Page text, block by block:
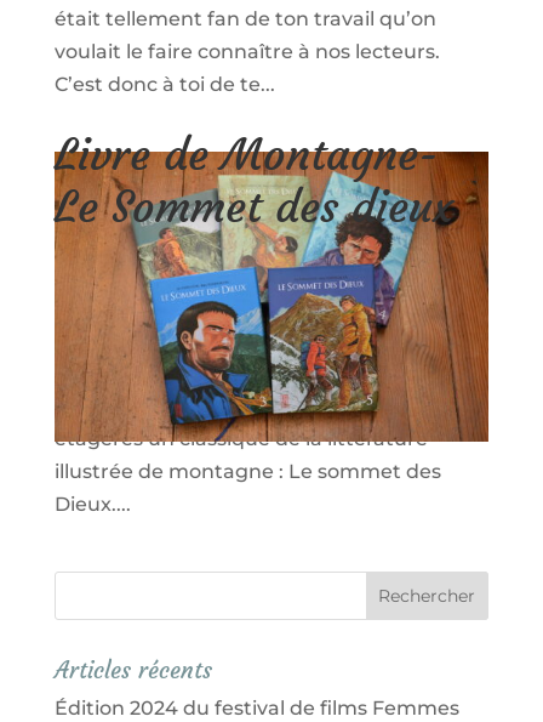
était tellement fan de ton travail qu’on
voulait le faire connaître à nos lecteurs.
C’est donc à toi de te...
Livre de Montagne-
Le Sommet des dieux
02/01/2016|Test/Avis
Pour une journée de pluie, ou une journée
de récupération rien de tel qu’un bon livre
pour profiter de ce moment. La Team « On
n’est pas que des collants » ressort de ses
étagères un classique de la littérature
illustrée de montagne : Le sommet des
Dieux....
Articles récents
Édition 2024 du festival de films Femmes